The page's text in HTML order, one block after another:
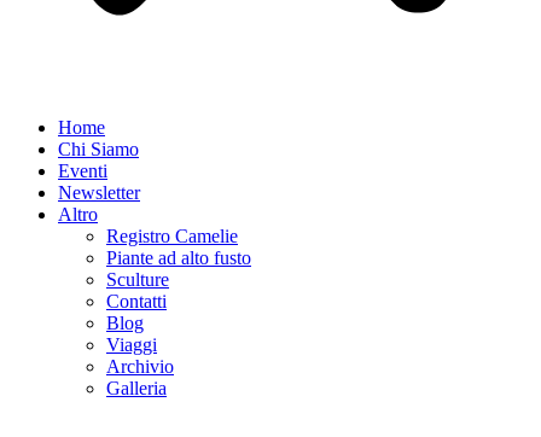
Home
Chi Siamo
Eventi
Newsletter
Altro
Registro Camelie
Piante ad alto fusto
Sculture
Contatti
Blog
Viaggi
Archivio
Galleria